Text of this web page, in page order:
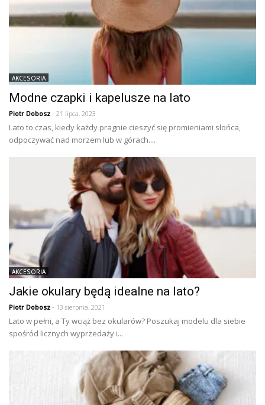
AKCESORIA
Modne czapki i kapelusze na lato
Piotr Dobosz - 21 lipca, 2023
Lato to czas, kiedy każdy pragnie cieszyć się promieniami słońca,
odpoczywać nad morzem lub w górach....
AKCESORIA
Jakie okulary będą idealne na lato?
Piotr Dobosz - 13 sierpnia, 2021
Lato w pełni, a Ty wciąż bez okularów? Poszukaj modelu dla siebie
spośród licznych wyprzedaży i...